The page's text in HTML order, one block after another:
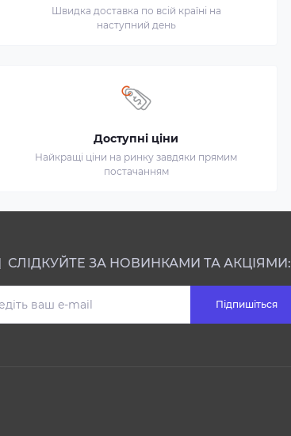
Швидка доставка по всій країні на
наступний день
Доступні ціни
Найкращі ціни на ринку завдяки прямим
постачанням
СЛІДКУЙТЕ ЗА НОВИНКАМИ ТА АКЦІЯМИ:
Підпишіться